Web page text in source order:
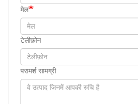
मेल
टेलीफ़ोन
परामर्श सामग्री